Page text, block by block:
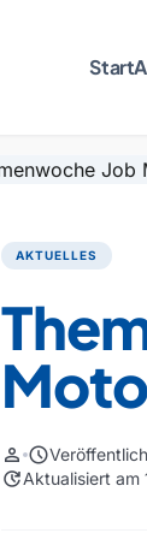
Start
AKTUELLES
person schedule
updateAktualisiert am